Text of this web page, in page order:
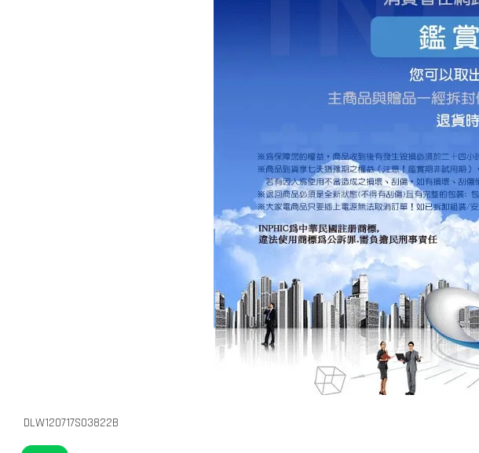
DLW120717S03822B